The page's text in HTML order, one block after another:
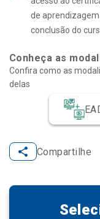
de
conclusão do
Conheça as
Confira como as
delas
Compartilhe